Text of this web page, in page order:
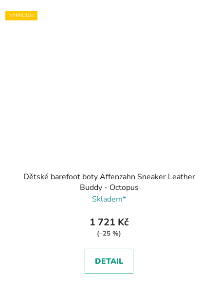
VÝPRODEJ
Dětské barefoot boty Affenzahn Sneaker Leather
Buddy - Octopus
Skladem*
1 721 Kč
(–25 %)
DETAIL